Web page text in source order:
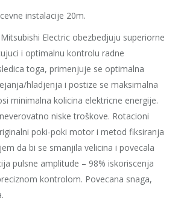
instalacije 20m.
Electric obezbedjuju superiorne
i optimalnu kontrolu radne
toga, primenjuje se optimalna
hladjenja i postize se maksimalna
minimalna kolicina elektricne energije.
niske troškove. Rotacioni
poki-poki motor i metod fiksiranja
da bi se smanjila velicina i povecala
pulsne amplitude – 98% iskoriscenja
kontrolom. Povecana snaga,